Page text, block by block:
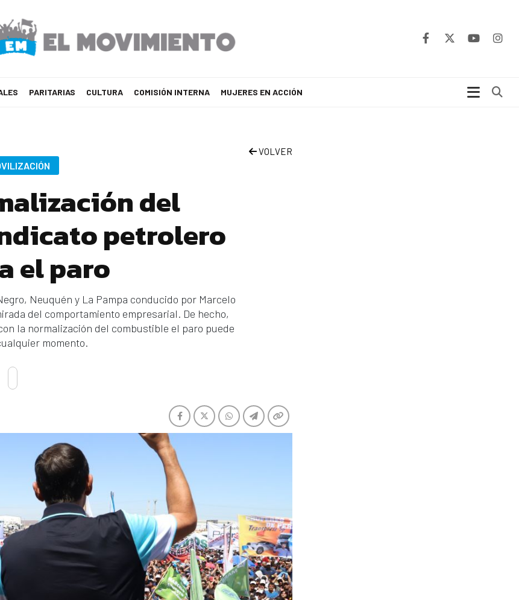
PARITARIAS CULTURA COMISIÓN INTERNA MUJERES EN ACCIÓN
VOLVER
del
petrolero
el paro
Neuquén y La Pampa conducido por Marcelo
del comportamiento empresarial. De hecho,
la normalización del combustible el paro puede
momento.